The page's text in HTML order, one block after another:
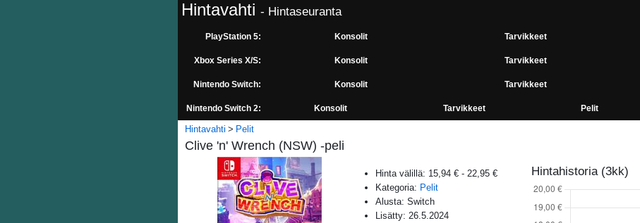
Hintavahti - Hintaseuranta
PlayStation 5: Konsolit Tarvikkeet
Xbox Series X/S: Konsolit Tarvikkeet
Nintendo Switch: Konsolit Tarvikkeet
Nintendo Switch 2: Konsolit Tarvikkeet Pelit
Hintavahti Pelit
Clive 'n' Wrench (NSW) -peli
Hinta välillä: 15,94 € - 22,95 €
Kategoria: Pelit
Alusta: Switch
Lisätty: 26.5.2024
Hintahistoria (3kk)